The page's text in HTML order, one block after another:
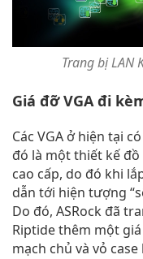
Trang bị LAN
Giá đỡ VGA đi
Các VGA ở hiện tại
đó là một thiết kế đồ
cao cấp, do đó khi
dẫn tới hiện tượng
Do đó, ASRock đã
Riptide thêm một
mạch chủ và vỏ